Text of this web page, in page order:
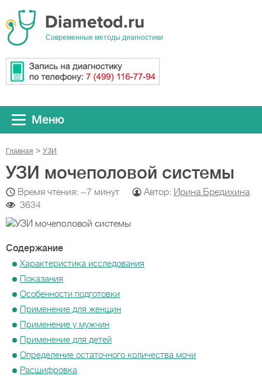
Cовременные методы диагностики
Меню
Главная УЗИ
УЗИ мочеполовой системы
Время чтения: ~7 минут Автор: Ирина Бредихина
3634
Содержание
Характеристика исследования
Показания
Особенности подготовки
Применение для женщин
Применение у мужчин
Применение для детей
Определение остаточного количества мочи
Расшифровка